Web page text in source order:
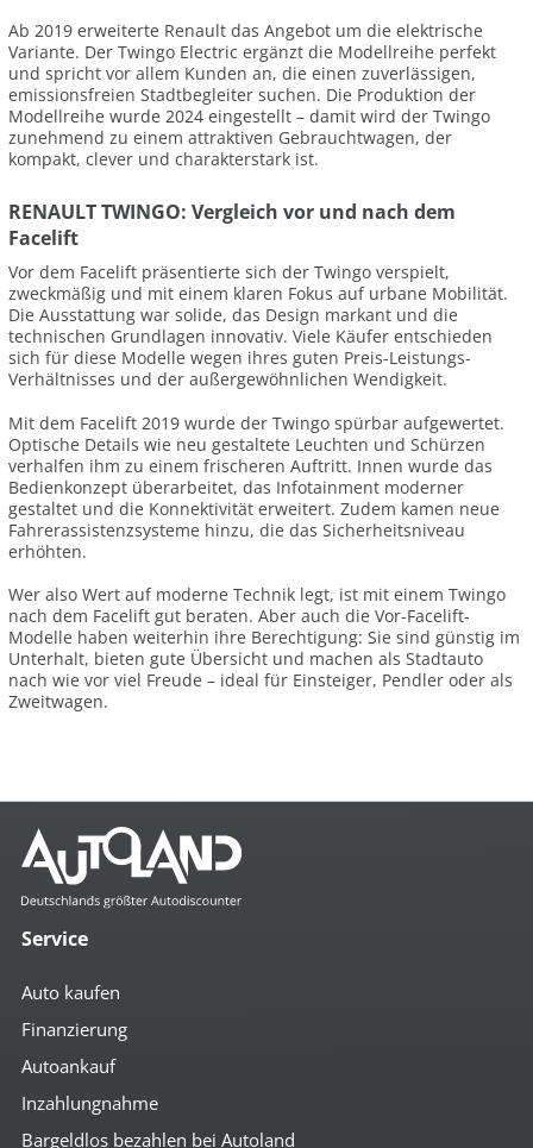
Ab 2019 erweiterte Renault das Angebot um die elektrische
Variante. Der Twingo Electric ergänzt die Modellreihe perfekt
und spricht vor allem Kunden an, die einen zuverlässigen,
emissionsfreien Stadtbegleiter suchen. Die Produktion der
Modellreihe wurde 2024 eingestellt – damit wird der Twingo
zunehmend zu einem attraktiven Gebrauchtwagen, der
kompakt, clever und charakterstark ist.
RENAULT TWINGO: Vergleich vor und nach dem
Facelift
Vor dem Facelift präsentierte sich der Twingo verspielt,
zweckmäßig und mit einem klaren Fokus auf urbane Mobilität.
Die Ausstattung war solide, das Design markant und die
technischen Grundlagen innovativ. Viele Käufer entschieden
sich für diese Modelle wegen ihres guten Preis-Leistungs-
Verhältnisses und der außergewöhnlichen Wendigkeit.
Mit dem Facelift 2019 wurde der Twingo spürbar aufgewertet.
Optische Details wie neu gestaltete Leuchten und Schürzen
verhalfen ihm zu einem frischeren Auftritt. Innen wurde das
Bedienkonzept überarbeitet, das Infotainment moderner
gestaltet und die Konnektivität erweitert. Zudem kamen neue
Fahrerassistenzsysteme hinzu, die das Sicherheitsniveau
erhöhten.
Wer also Wert auf moderne Technik legt, ist mit einem Twingo
nach dem Facelift gut beraten. Aber auch die Vor-Facelift-
Modelle haben weiterhin ihre Berechtigung: Sie sind günstig im
Unterhalt, bieten gute Übersicht und machen als Stadtauto
nach wie vor viel Freude – ideal für Einsteiger, Pendler oder als
Zweitwagen.
Service
Auto kaufen
Finanzierung
Autoankauf
Inzahlungnahme
Bargeldlos bezahlen bei Autoland